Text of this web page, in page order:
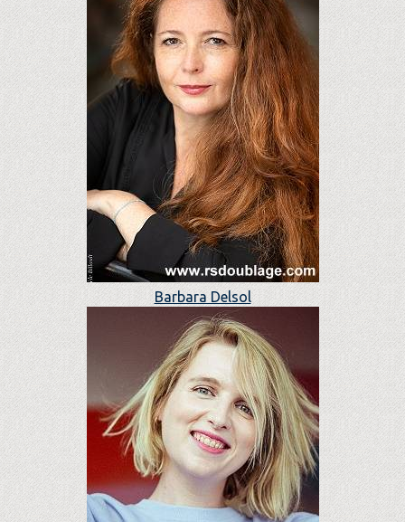
Barbara Delsol